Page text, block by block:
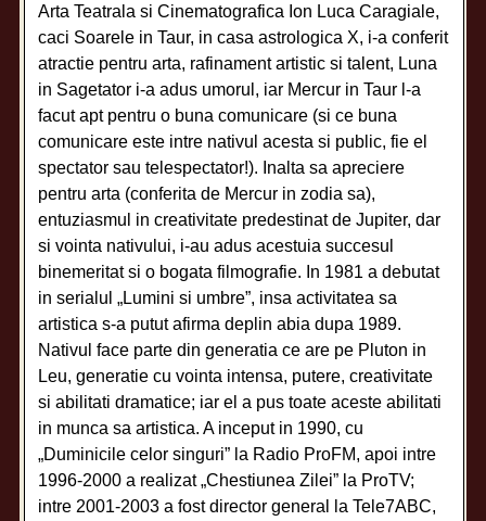
Arta Teatrala si Cinematografica Ion Luca Caragiale,
caci Soarele in Taur, in casa astrologica X, i-a conferit
atractie pentru arta, rafinament artistic si talent, Luna
in Sagetator i-a adus umorul, iar Mercur in Taur l-a
facut apt pentru o buna comunicare (si ce buna
comunicare este intre nativul acesta si public, fie el
spectator sau telespectator!). Inalta sa apreciere
pentru arta (conferita de Mercur in zodia sa),
entuziasmul in creativitate predestinat de Jupiter, dar
si vointa nativului, i-au adus acestuia succesul
binemeritat si o bogata filmografie. In 1981 a debutat
in serialul „Lumini si umbre”, insa activitatea sa
artistica s-a putut afirma deplin abia dupa 1989.
Nativul face parte din generatia ce are pe Pluton in
Leu, generatie cu vointa intensa, putere, creativitate
si abilitati dramatice; iar el a pus toate aceste abilitati
in munca sa artistica. A inceput in 1990, cu
„Duminicile celor singuri” la Radio ProFM, apoi intre
1996-2000 a realizat „Chestiunea Zilei” la ProTV;
intre 2001-2003 a fost director general la Tele7ABC,